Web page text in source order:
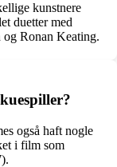
kunstnere
duetter med
og Ronan Keating.
også haft nogle
i film som